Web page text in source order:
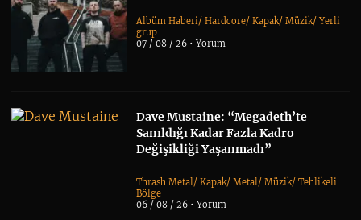
Albüm Haberi/Hardcore/Kapak/Müzik/Yerli
grup
07 / 08 / 26 •Yorum
Dave Mustaine: “Megadeth’te
Sanıldığı Kadar Fazla Kadro
Değişikliği Yaşanmadı”
Thrash Metal /Kapak/Metal /Müzik/Tehlikeli
Bölge
06 / 08 / 26 •Yorum